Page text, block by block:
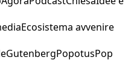
Ecosistema avvenire
GutenbergPopotusPop